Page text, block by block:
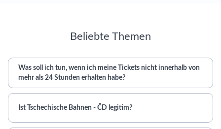
Beliebte Themen
Was soll ich tun, wenn ich meine Tickets nicht innerhalb von
mehr als 24 Stunden erhalten habe?
Ist Tschechische Bahnen - ČD legitim?